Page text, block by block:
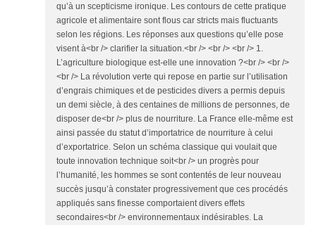
qu’à un scepticisme ironique. Les contours de cette pratique
agricole et alimentaire sont flous car stricts mais fluctuants
selon les régions. Les réponses aux questions qu’elle pose
visent à<br /> clarifier la situation.<br /> <br /> <br /> 1.
L’agriculture biologique est-elle une innovation ?<br /> <br />
<br /> La révolution verte qui repose en partie sur l’utilisation
d’engrais chimiques et de pesticides divers a permis depuis
un demi siècle, à des centaines de millions de personnes, de
disposer de<br /> plus de nourriture. La France elle-même est
ainsi passée du statut d’importatrice de nourriture à celui
d’exportatrice. Selon un schéma classique qui voulait que
toute innovation technique soit<br /> un progrès pour
l’humanité, les hommes se sont contentés de leur nouveau
succès jusqu’à constater progressivement que ces procédés
appliqués sans finesse comportaient divers effets
secondaires<br /> environnementaux indésirables. La